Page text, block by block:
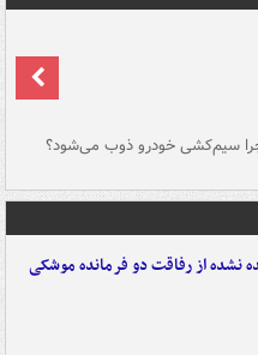
سیم‌کشی خودرو ذوب می‌شود؟
نشده از رفاقت دو فرمانده‌ موشکی